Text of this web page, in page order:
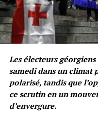
Les électeurs
samedi dans un climat
polarisé, tandis que
ce scrutin en un
d’envergure.